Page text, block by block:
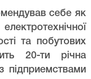
себе як
та побутових
20-ти річна
підприемствами